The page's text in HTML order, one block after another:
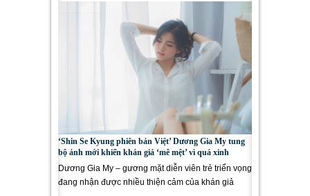
‘Shin Se Kyung phiên bản Việt’ Dương Gia My tung
bộ ảnh mới khiến khán giả ‘mê mệt’ vì quá xinh
Dương Gia My – gương mặt diễn viên trẻ triển vọng
đang nhận được nhiều thiện cảm của khán giả